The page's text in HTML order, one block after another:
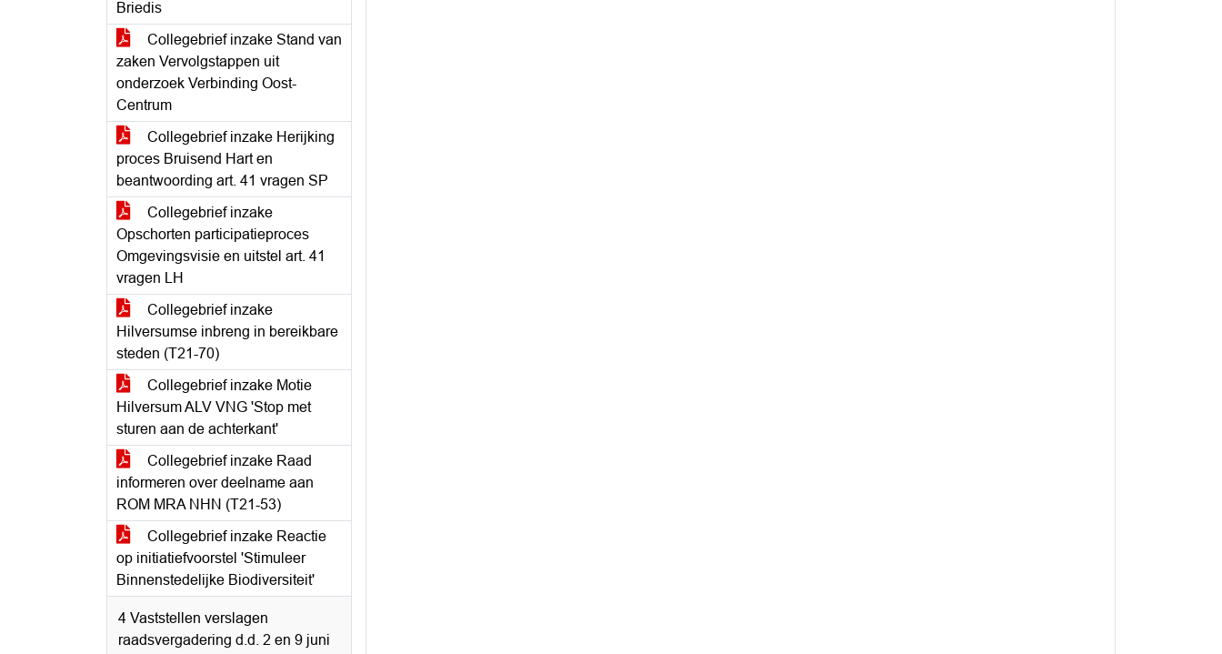
Briedis
Collegebrief inzake Stand van
zaken Vervolgstappen uit
onderzoek Verbinding Oost-
Centrum
Collegebrief inzake Herijking
proces Bruisend Hart en
beantwoording art. 41 vragen SP
Collegebrief inzake
Opschorten participatieproces
Omgevingsvisie en uitstel art. 41
vragen LH
Collegebrief inzake
Hilversumse inbreng in bereikbare
steden (T21-70)
Collegebrief inzake Motie
Hilversum ALV VNG 'Stop met
sturen aan de achterkant'
Collegebrief inzake Raad
informeren over deelname aan
ROM MRA NHN (T21-53)
Collegebrief inzake Reactie
op initiatiefvoorstel 'Stimuleer
Binnenstedelijke Biodiversiteit'
4 Vaststellen verslagen
raadsvergadering d.d. 2 en 9 juni